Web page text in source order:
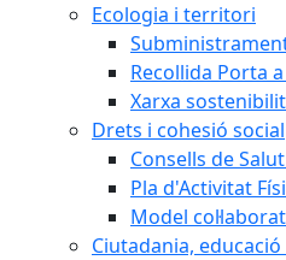
Ecologia i territori
Recollida Porta
Xarxa
Drets i cohesió social
Consells de
Pla d'Activitat
Model
Ciutadania,